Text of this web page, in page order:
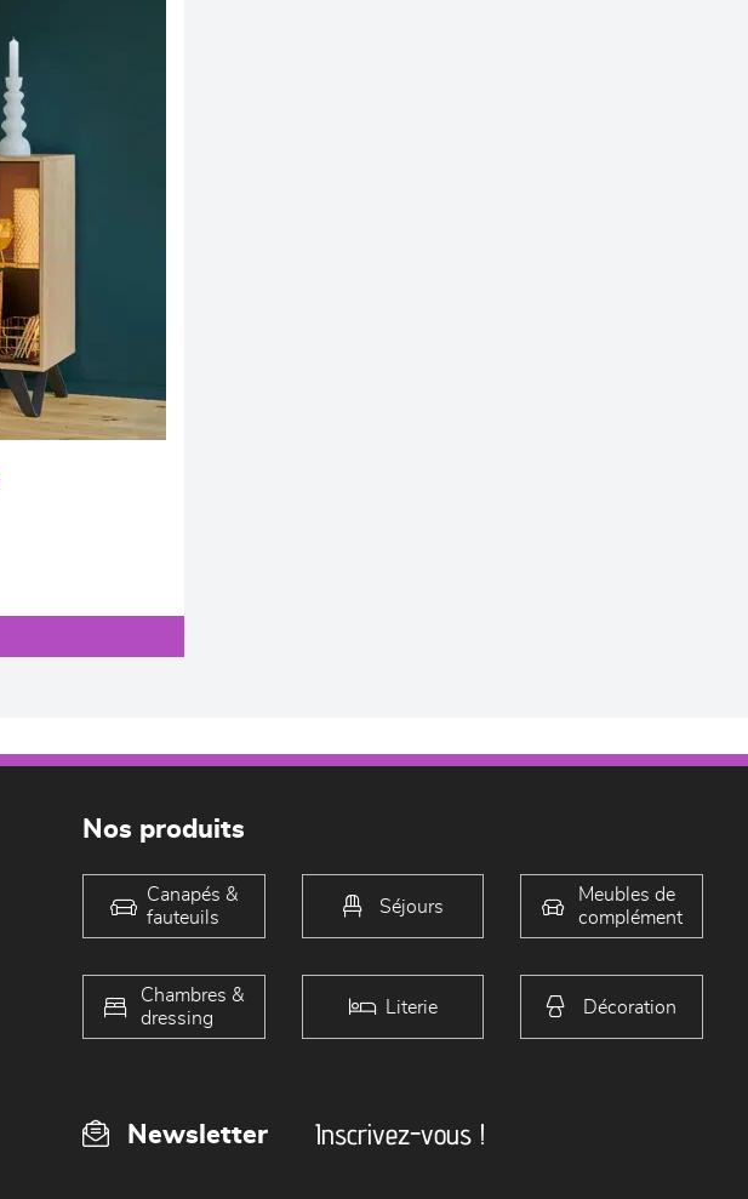
Nos produits
Canapés &
fauteuils
Séjours
Meubles de
complément
Chambres &
dressing
Literie Décoration
Newsletter Inscrivez-vous !